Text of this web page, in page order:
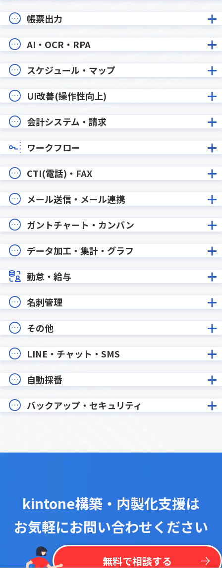
帳票出力
AI・OCR・RPA
スケジュール・マップ
UI改善(操作性向上)
会計システム・請求
ワークフロー
CTI(電話)・FAX
メール送信・メール連携
ガントチャート・カンバン
データ加工・集計・グラフ
勤怠・給与
名刺管理
その他
LINE・チャット・SMS
自動採番
バックアップ・セキュリティ
kintone構築・内製化支援は
お気軽にお問い合わせください
無料で相談する
今なら
最 新リス トを 一括 掲載！
kintone
プラグイン